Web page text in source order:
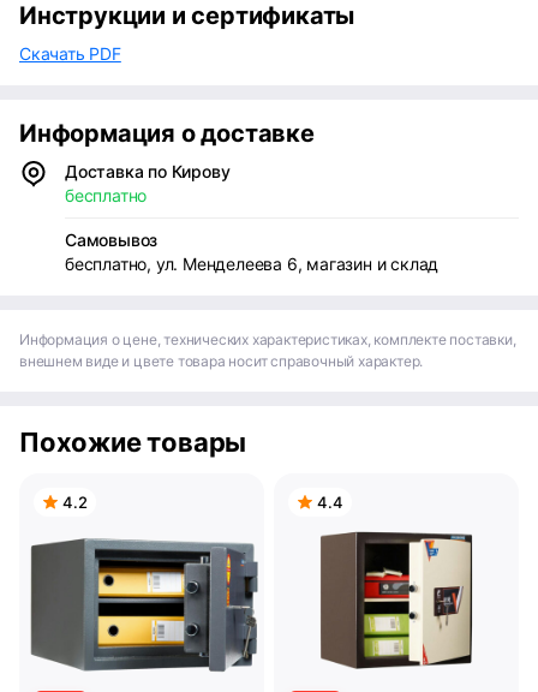
Инструкции и сертификаты
Скачать PDF
Информация о доставке
Доставка по Кирову
бесплатно
Самовывоз
бесплатно, ул. Менделеева 6, магазин и склад
Информация о цене, технических характеристиках, комплекте поставки,
внешнем виде и цвете товара носит справочный характер.
Похожие товары
4.2 4.4